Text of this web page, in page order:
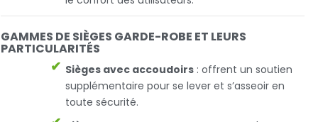
GAMMES DE SIÈGES GARDE-ROBE ET LEURS
PARTICULARITÉS
Sièges avec accoudoirs : offrent un soutien
supplémentaire pour se lever et s’asseoir en
toute sécurité.